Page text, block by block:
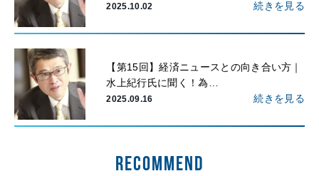
2025.10.02 続きを見る
【第15回】経済ニュースとの向き合い方｜
水上紀行氏に聞く！為…
2025.09.16 続きを見る
RECOMMEND